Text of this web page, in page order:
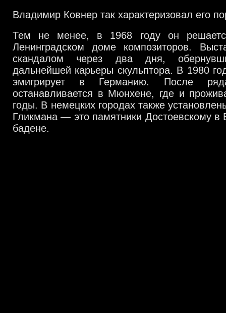
Владимир Ковнер так характеризовал его
Тем не менее, в 1968 году он
Ленинградском доме композиторов.
скандалом через два дня,
дальнейшей карьеры скульптора. В 1980
эмигрирует в Германию. После
останавливается в Мюнхене, где и
годы. В немецких городах также
Гликмана — это памятники Достоевскому в
бадене.